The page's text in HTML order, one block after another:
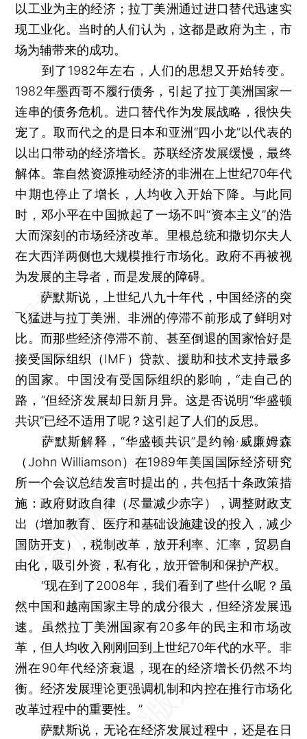
以工业为主的经济；拉丁美洲通过进口替代迅速实
现工业化。当时的人们认为，这都是政府为主，市
场为辅带来的成功。
到了1982年左右，人们的思想又开始转变。
1982年墨西哥不履行债务，引起了拉丁美洲国家一
连串的债务危机。进口替代作为发展战略，很快失
宠了。取而代之的是日本和亚洲“四小龙”以代表的
以出口带动的经济增长。苏联经济发展缓慢，最终
解体。靠自然资源推动经济的非洲在上世纪70年代
中期也停止了增长，人均收入开始下降。与此同
时，邓小平在中国掀起了一场不叫“资本主义”的浩
大而深刻的市场经济改革。里根总统和撒切尔夫人
在大西洋两侧也大规模推行市场化。政府不再被视
为发展的主导者，而是发展的障碍。
萨默斯说，上世纪八九十年代，中国经济的突
飞猛进与拉丁美洲、非洲的停滞不前形成了鲜明对
比。而那些经济停滞不前、甚至倒退的国家恰好是
接受国际组织（IMF）贷款、援助和技术支持最多
的国家。中国没有受国际组织的影响，“走自己的
路，”但经济发展却日新月异。这是否说明“华盛顿
共识”已经不适用了呢？这引起了人们的反思。
萨默斯解释，“华盛顿共识”是约翰·威廉姆森
（John Williamson）在1989年美国国际经济研究
所一个会议总结发言时提出的，共包括十条政策措
施：政府财政自律（尽量减少赤字），调整财政支
出（增加教育、医疗和基础设施建设的投入，减少
国防开支），税制改革，放开利率、汇率，贸易自
由化，吸引外资，私有化，放开管制和保护产权。
“现在到了2008年，我们看到了些什么呢？虽
然中国和越南国家主导的成分很大，但经济发展迅
速。虽然拉丁美洲国家有20多年的民主和市场改
革，但人均收入刚刚回到上世纪70年代的水平。非
洲在90年代经济衰退，现在的经济增长仍然不均
衡。经济发展理论更强调机制和内控在推行市场化
改革过程中的重要性。”
萨默斯说，无论在经济发展过程中，还是在日